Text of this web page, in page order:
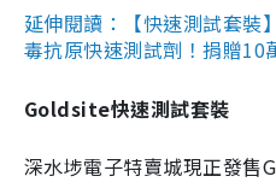
延伸閱讀：【快速測試套裝
毒抗原快速測試劑！捐贈10
Goldsite快速測試套裝
深水埗電子特賣城現正發